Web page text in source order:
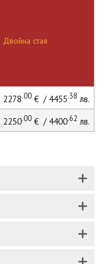
Двойна стая
2278.00€ / 4455.38 лв.
2250.00€ / 4400.62 лв.